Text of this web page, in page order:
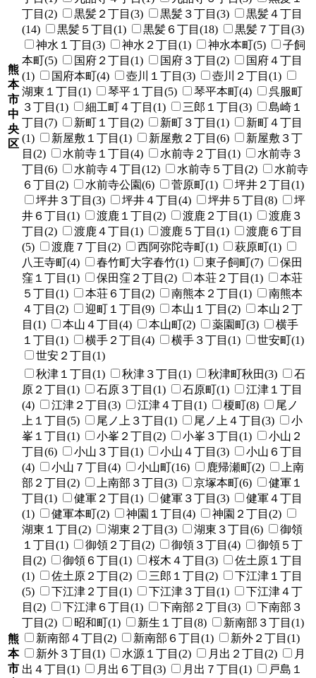
熊
本
市
中
央
区
丁目(2)
黒髪２丁目(3) 黒髪３丁目(3)
黒髪４丁目
(14)
黒髪５丁目(1) 黒髪６丁目(18)
黒髪７丁目(3)
神水１丁目(3)
神水２丁目(1) 神水本町(5)
子飼
本町(5)
国府２丁目(1) 国府３丁目(2)
国府４丁目
(1)
国府本町(4) 壺川１丁目(3)
壺川２丁目(1)
湖東１丁目(1)
琴平１丁目(5) 琴平本町(4)
呉服町
３丁目(1)
細工町４丁目(1) 三郎１丁目(3)
島崎１
丁目(7)
新町１丁目(2) 新町３丁目(1)
新町４丁目
(1)
新屋敷１丁目(1) 新屋敷２丁目(6)
新屋敷３丁
目(2)
水前寺１丁目(4) 水前寺２丁目(1)
水前寺３
丁目(6)
水前寺４丁目(12) 水前寺５丁目(2)
水前寺
６丁目(2)
水前寺公園(6) 菅原町(1)
坪井２丁目(1)
坪井３丁目(3)
坪井４丁目(4) 坪井５丁目(8)
坪
井６丁目(1)
渡鹿１丁目(2) 渡鹿２丁目(1)
渡鹿３
丁目(2)
渡鹿４丁目(1) 渡鹿５丁目(1)
渡鹿６丁目
(5)
渡鹿７丁目(2) 西阿弥陀寺町(1)
萩原町(1)
八王寺町(4)
春竹町大字春竹(1) 東子飼町(7)
保田
窪１丁目(1)
保田窪２丁目(2) 本荘２丁目(1)
本荘
５丁目(1)
本荘６丁目(2) 南熊本２丁目(1)
南熊本
４丁目(2)
迎町１丁目(9) 本山１丁目(2)
本山２丁
目(1)
本山４丁目(4) 本山町(2) 薬園町(3)
横手
１丁目(1)
横手２丁目(4) 横手３丁目(1)
世安町(1)
世安２丁目(1)
熊
本
市
秋津１丁目(1) 秋津３丁目(1) 秋津町秋田(3)
石
原２丁目(1)
石原３丁目(1) 石原町(1)
江津１丁目
(4)
江津２丁目(3) 江津４丁目(1) 榎町(8)
尾ノ
上１丁目(5)
尾ノ上３丁目(1) 尾ノ上４丁目(3)
小
峯１丁目(1)
小峯２丁目(2) 小峯３丁目(1)
小山２
丁目(6)
小山３丁目(1) 小山４丁目(3)
小山６丁目
(4)
小山７丁目(4) 小山町(16) 鹿帰瀬町(2)
上南
部２丁目(2)
上南部３丁目(3) 京塚本町(6)
健軍１
丁目(1)
健軍２丁目(1) 健軍３丁目(3)
健軍４丁目
(1)
健軍本町(2) 神園１丁目(4)
神園２丁目(2)
湖東１丁目(2)
湖東２丁目(3) 湖東３丁目(6)
御領
１丁目(1)
御領２丁目(2) 御領３丁目(4)
御領５丁
目(2)
御領６丁目(1) 桜木４丁目(3)
佐土原１丁目
(1)
佐土原２丁目(2) 三郎１丁目(2)
下江津１丁目
(5)
下江津２丁目(1) 下江津３丁目(1)
下江津４丁
目(2)
下江津６丁目(1) 下南部２丁目(3)
下南部３
丁目(2)
昭和町(1) 新生１丁目(8)
新南部３丁目(1)
新南部４丁目(2)
新南部６丁目(1)
新外２丁目(1)
新外３丁目(1)
水源１丁目(2) 月出２丁目(2)
月
出４丁目(1)
月出６丁目(3) 月出７丁目(1)
戸島１